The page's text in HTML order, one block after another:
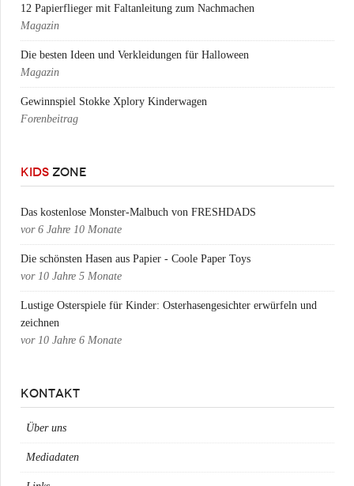
12 Papierflieger mit Faltanleitung zum Nachmachen
Magazin
Die besten Ideen und Verkleidungen für Halloween
Magazin
Gewinnspiel Stokke Xplory Kinderwagen
Forenbeitrag
KIDS ZONE
Das kostenlose Monster-Malbuch von FRESHDADS
vor 6 Jahre 10 Monate
Die schönsten Hasen aus Papier - Coole Paper Toys
vor 10 Jahre 5 Monate
Lustige Osterspiele für Kinder: Osterhasengesichter erwürfeln und
zeichnen
vor 10 Jahre 6 Monate
KONTAKT
Über uns
Mediadaten